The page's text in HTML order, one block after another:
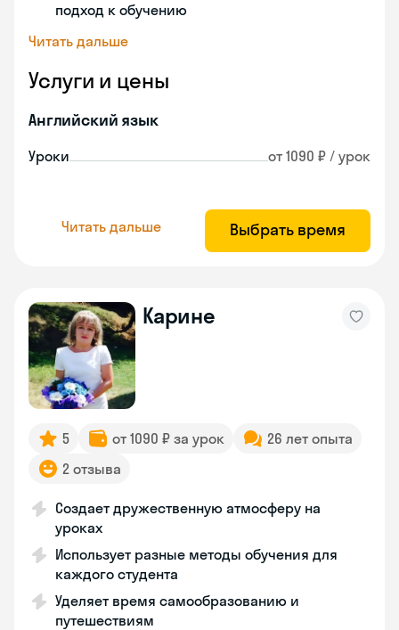
подход к обучению
Читать дальше
Услуги и цены
Английский язык
Уроки от 1090 ₽ / урок
Читать дальше Выбрать время
Карине
5 от 1090 ₽ за урок
26 лет опыта
2 отзыва
Создает дружественную атмосферу на
уроках
Использует разные методы обучения для
каждого студента
Уделяет время самообразованию и
путешествиям